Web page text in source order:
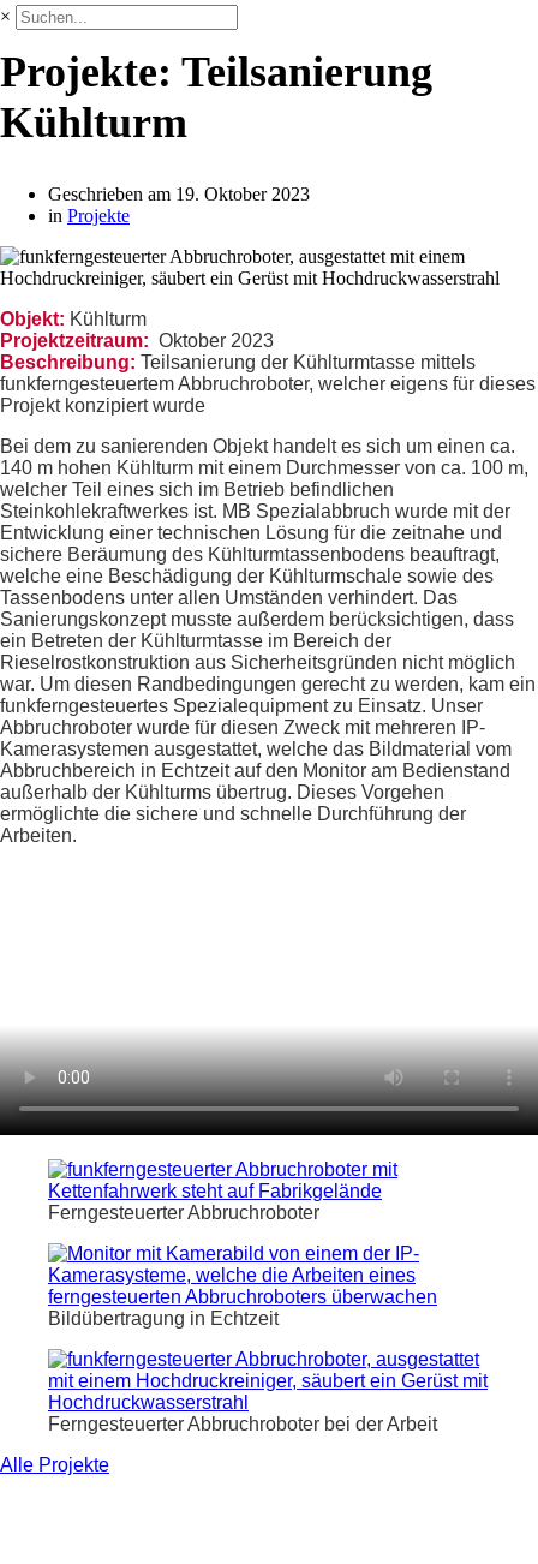
×
Projekte: Teilsanierung
Kühlturm
Geschrieben am 19. Oktober 2023
in Projekte
Objekt: Kühlturm
Projektzeitraum: Oktober 2023
Beschreibung: Teilsanierung der Kühlturmtasse mittels
funkferngesteuertem Abbruchroboter, welcher eigens für dieses
Projekt konzipiert wurde
Bei dem zu sanierenden Objekt handelt es sich um einen ca.
140 m hohen Kühlturm mit einem Durchmesser von ca. 100 m,
welcher Teil eines sich im Betrieb befindlichen
Steinkohlekraftwerkes ist. MB Spezialabbruch wurde mit der
Entwicklung einer technischen Lösung für die zeitnahe und
sichere Beräumung des Kühlturmtassenbodens beauftragt,
welche eine Beschädigung der Kühlturmschale sowie des
Tassenbodens unter allen Umständen verhindert. Das
Sanierungskonzept musste außerdem berücksichtigen, dass
ein Betreten der Kühlturmtasse im Bereich der
Rieselrostkonstruktion aus Sicherheitsgründen nicht möglich
war. Um diesen Randbedingungen gerecht zu werden, kam ein
funkferngesteuertes Spezialequipment zu Einsatz. Unser
Abbruchroboter wurde für diesen Zweck mit mehreren IP-
Kamerasystemen ausgestattet, welche das Bildmaterial vom
Abbruchbereich in Echtzeit auf den Monitor am Bedienstand
außerhalb der Kühlturms übertrug. Dieses Vorgehen
ermöglichte die sichere und schnelle Durchführung der
Arbeiten.
Ferngesteuerter Abbruchroboter
Bildübertragung in Echtzeit
Ferngesteuerter Abbruchroboter bei der Arbeit
Alle Projekte